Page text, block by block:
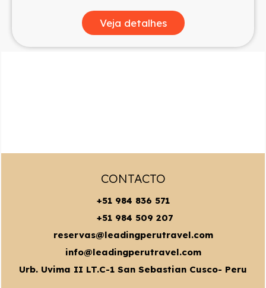
Veja detalhes
CONTACTO
+51 984 836 571
+51 984 509 207
reservas@leadingperutravel.com
info@leadingperutravel.com
Urb. Uvima II LT.C-1 San Sebastian Cusco- Peru